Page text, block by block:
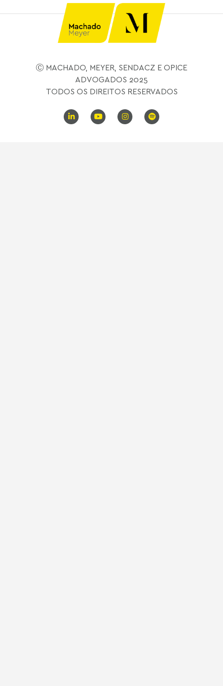
Ⓒ MACHADO, MEYER, SENDACZ E OPICE
ADVOGADOS 2025
TODOS OS DIREITOS RESERVADOS